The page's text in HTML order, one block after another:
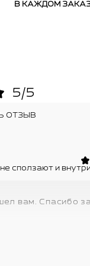
В КАЖДОМ
5/5
ОТЗЫВ
сползают и
вам. Спасибо